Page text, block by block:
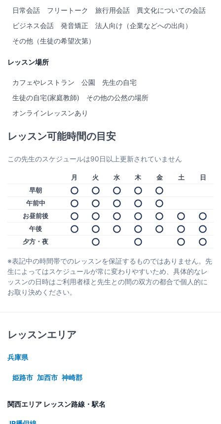
日常会話 フリートーク 旅行用会話
異文化についての会話
ビジネス会話
発音矯正
法人向け（企業などへの出向）
その他（生徒の希望次第）
レッスン場所
カフェやレストラン 公園
先生の自宅
生徒の自宅(家庭教師)
その他の公然の場所
オンラインレッスンあり
レッスン可能時間の目安
この先生のスケジュールは90日以上更新されていません
月 火 水 木 金 土
日
早朝
午前中
お昼前後
午後
夕方・夜
※表記中の時間帯でのレッスンを保証するものではありません。先
生によってはスケジュールが常に変わりやすいため、具体的なレ
ッスンの日時はご利用者様と先生との間の双方の都合で個人的に
お取り決めください。
レッスンエリア
兵庫県
姫路市 加西市 神崎郡
関西エリア レッスン路線・駅名